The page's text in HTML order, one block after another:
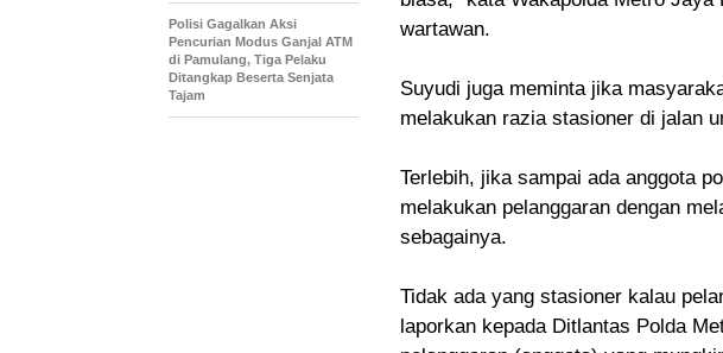
wartawan.
Suyudi juga meminta jika
melakukan razia stasioner di jalan
Terlebih, jika sampai ada anggota
melakukan pelanggaran dengan
sebagainya.
Tidak ada yang stasioner kalau
laporkan kepada Ditlantas Polda
Polisi Gagalkan Aksi
Pencurian Modus Ganjal ATM
di Pamulang, Tiga Pelaku
Ditangkap Beserta Senjata
Tajam